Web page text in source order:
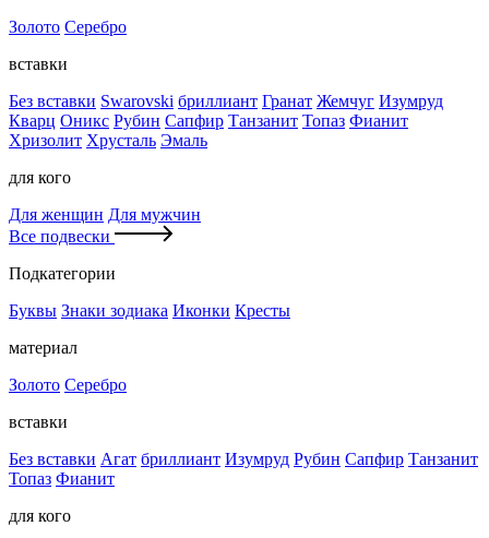
Золото Серебро
вставки
Без вставки Swarovski бриллиант Гранат Жемчуг Изумруд
Кварц Оникс Рубин Сапфир Танзанит Топаз Фианит
Хризолит Хрусталь Эмаль
для кого
Для женщин Для мужчин
Все подвески
Подкатегории
Буквы Знаки зодиака Иконки Кресты
материал
Золото Серебро
вставки
Без вставки Агат бриллиант Изумруд Рубин Сапфир Танзанит
Топаз Фианит
для кого